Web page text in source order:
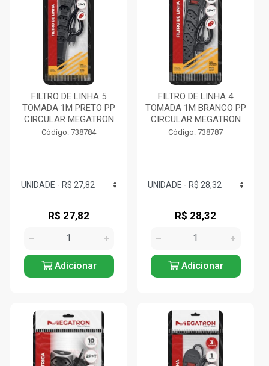
FILTRO DE LINHA 5
TOMADA 1M PRETO PP
CIRCULAR MEGATRON
Código: 738784
R$ 27,82
Adicionar
FILTRO DE LINHA 4
TOMADA 1M BRANCO PP
CIRCULAR MEGATRON
Código: 738787
R$ 28,32
Adicionar